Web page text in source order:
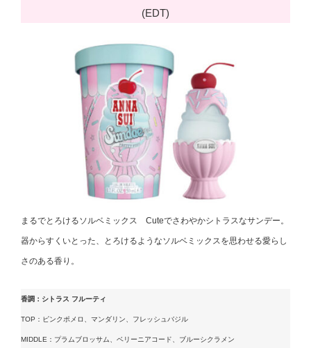
(EDT)
まるでとろけるソルベミックス Cuteでさわやかシトラスなサンデー。
器からすくいとった、とろけるようなソルベミックスを思わせる愛らし
さのある香り。
香調：シトラス フルーティ
TOP：ピンクポメロ、マンダリン、フレッシュバジル
MIDDLE：プラムブロッサム、ベリーニアコード、ブルーシクラメン